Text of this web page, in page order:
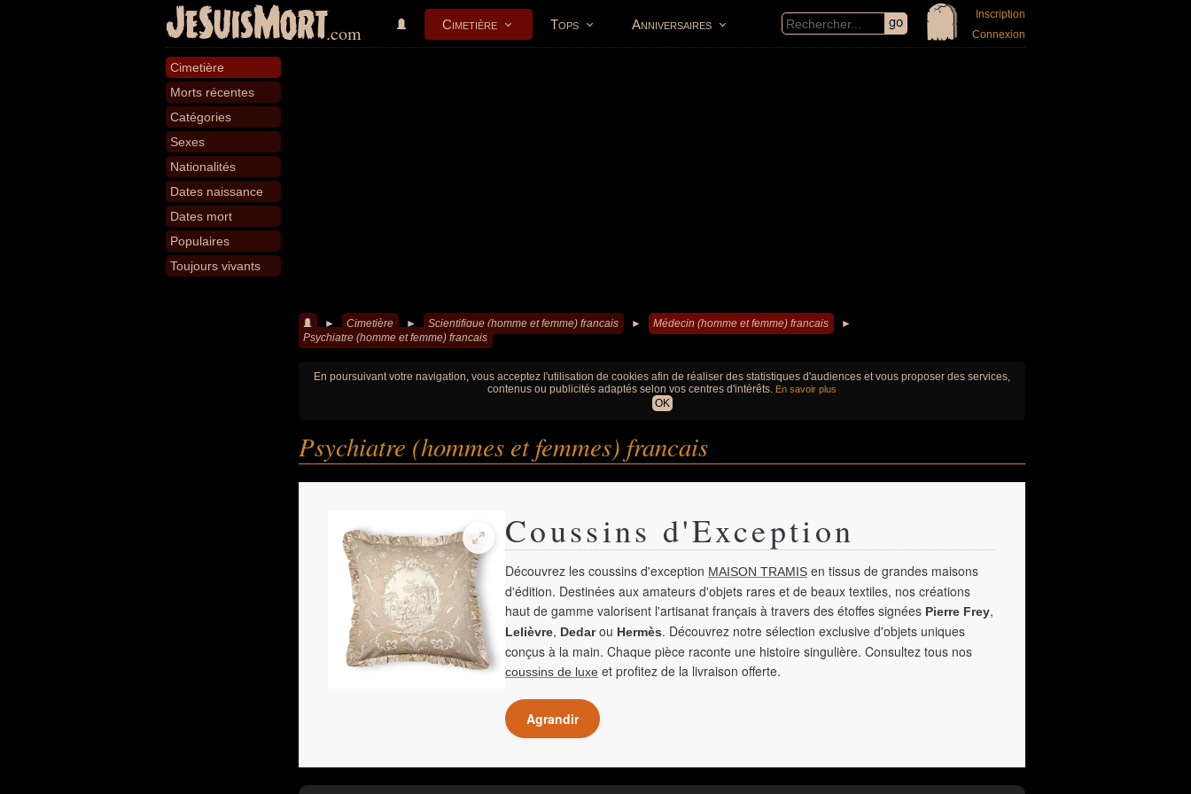
JeSuisMort.com Cimetière Tops Anniversaires
Inscription
Connexion
Cimetière
Morts récentes
Catégories
Sexes
Nationalités
Dates naissance
Dates mort
Populaires
Toujours vivants
► Cimetière ► Scientifique (homme et femme) francais ► Médecin (homme et femme) francais
►
Psychiatre (homme et femme) francais
En poursuivant votre navigation, vous acceptez l'utilisation de cookies afin de réaliser des statistiques d'audiences et vous proposer des services,
contenus ou publicités adaptés selon vos centres d'intérêts. En savoir plus
OK
Psychiatre (hommes et femmes) francais
Coussins d'Exception
Découvrez les coussins d'exception MAISON TRAMIS en tissus de grandes maisons
d'édition. Destinées aux amateurs d'objets rares et de beaux textiles, nos créations
haut de gamme valorisent l'artisanat français à travers des étoffes signées Pierre Frey,
Lelièvre, Dedarou Hermès. Découvrez notre sélection exclusive d'objets uniques
conçus à la main. Chaque pièce raconte une histoire singulière. Consultez tous nos
coussins de luxe et profitez de la livraison offerte.
Agrandir